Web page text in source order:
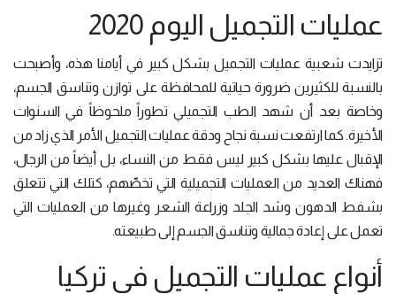
عمليات التجميل اليوم 2020
تزايدت شعبية عمليات التجميل بشكل كبير في أيامنا هذه، وأصبحت
بالنسبة للكثيرين ضرورة حياتية للمحافظة على توازن وتناسق الجسم،
وخاصة بعد أن شهد الطب التجميلي تطوراً ملحوظاً في السنوات
الأخيرة. كما ارتفعت نسبة نجاح ودقة عمليات التجميل الأمر الذي زاد من
الإقبال عليها بشكل كبير ليس فقط من النساء، بل أيضاً من الرجال،
فهناك العديد من العمليات التجميلية التي تخصّهم، كتلك التي تتعلق
بشفط الدهون وشد الجلد وزراعة الشعر وغيرها من العمليات التي
تعمل على إعادة جمالية وتناسق الجسم إلى طبيعته.
أنواع عمليات التجميل في تركيا